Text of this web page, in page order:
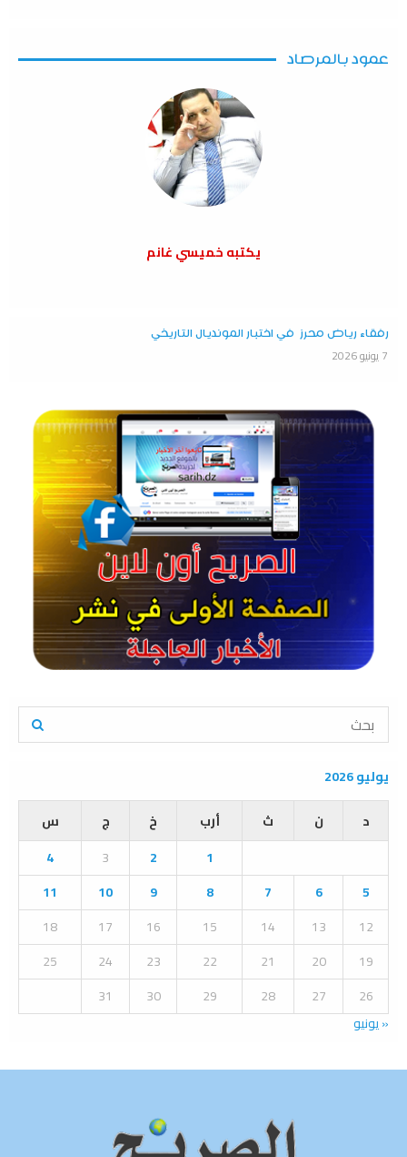
عمود بالمرصاد
يكتبه خميسي غانم
رفقاء رياض محرز في اختبار المونديال التاريخي
7 يونيو 2026
S
r
c
o
E
A
R
C
H
يوليو 2026
د
ن ث أرب خ ج
س
1
2
3
4
5
6
7
8
9
10
11
12
13
14
15
16
17
18
19
20
21
22
23
24
25
26
27
28
29
30
31
« يونيو